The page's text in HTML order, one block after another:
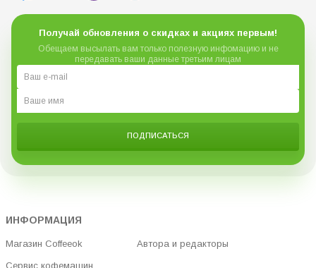
Получай обновления о скидках и акциях первым!
Обещаем высылать вам только полезную инфомацию и не
передавать ваши данные третьим лицам
ПОДПИСАТЬСЯ
ИНФОРМАЦИЯ
Магазин Coffeeok
Сервис кофемашин
Автора и редакторы